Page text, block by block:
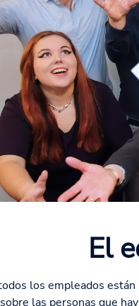
El
los empleados
las personas que